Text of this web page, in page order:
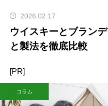
2026.02.17
ウイスキーとブラン
と製法を徹底比較
[PR]
コラム